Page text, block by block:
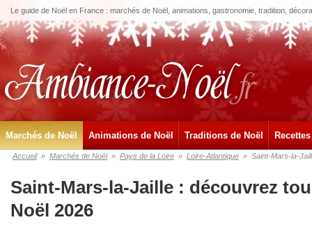
Le guide de Noël en France : marchés de Noël, animations, gastronomie, tradition,
Marchés de Noël Animations de Noël Traditions de Noël
Accueil » Marchés de Noël » Pays de la Loire » Loire-Atlantique » Saint-Mars-la-
Saint-Mars-la-Jaille : découvrez
Noël 2026